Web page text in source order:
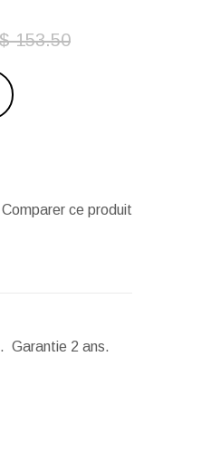
$ 153.50
Comparer ce produit
Garantie 2 ans.